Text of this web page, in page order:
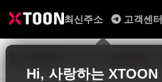
최신주소
Hi, 사랑하는 XTOON
고객센터